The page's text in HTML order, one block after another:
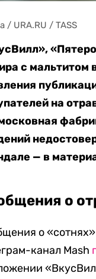
/ URA.RU / TASS
с мальтитом
на
— в
о
о
канал Mash